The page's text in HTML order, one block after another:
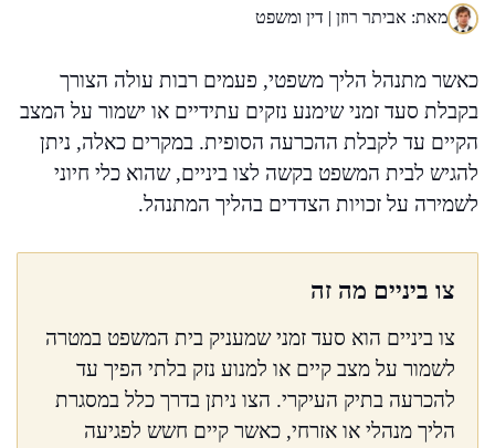
מאת: אביתר רוזן | דין ומשפט
כאשר מתנהל הליך משפטי, פעמים רבות עולה הצורך
בקבלת סעד זמני שימנע נזקים עתידיים או ישמור על המצב
הקיים עד לקבלת ההכרעה הסופית. במקרים כאלה, ניתן
להגיש לבית המשפט בקשה לצו ביניים, שהוא כלי חיוני
לשמירה על זכויות הצדדים בהליך המתנהל.
צו ביניים מה זה
צו ביניים הוא סעד זמני שמעניק בית המשפט במטרה
לשמור על מצב קיים או למנוע נזק בלתי הפיך עד
להכרעה בתיק העיקרי. הצו ניתן בדרך כלל במסגרת
הליך מנהלי או אזרחי, כאשר קיים חשש לפגיעה